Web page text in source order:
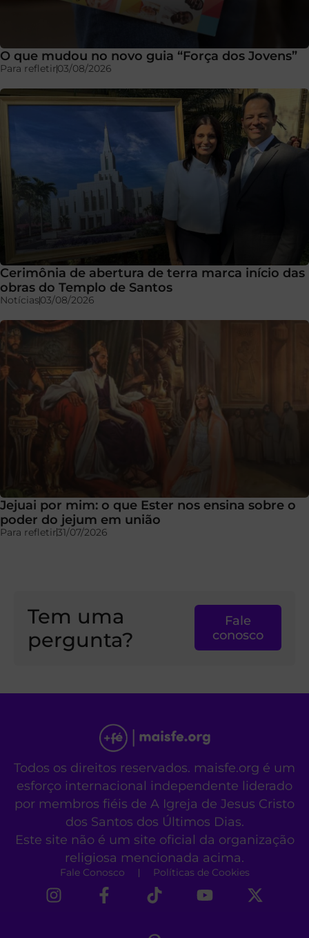
O que mudou no novo guia “Força dos Jovens”
Para refletir03/08/2026
Cerimônia de abertura de terra marca início das
obras do Templo de Santos
Notícias03/08/2026
Jejuai por mim: o que Ester nos ensina sobre o
poder do jejum em união
Para refletir31/07/2026
Tem uma
pergunta?
Fale
conosco
Todos os direitos reservados. maisfe.org é um
esforço internacional independente liderado
por membros fiéis de A Igreja de Jesus Cristo
dos Santos dos Últimos Dias.
Este site não é um site oficial da organização
religiosa mencionada acima.
Fale Conosco Políticas de Cookies